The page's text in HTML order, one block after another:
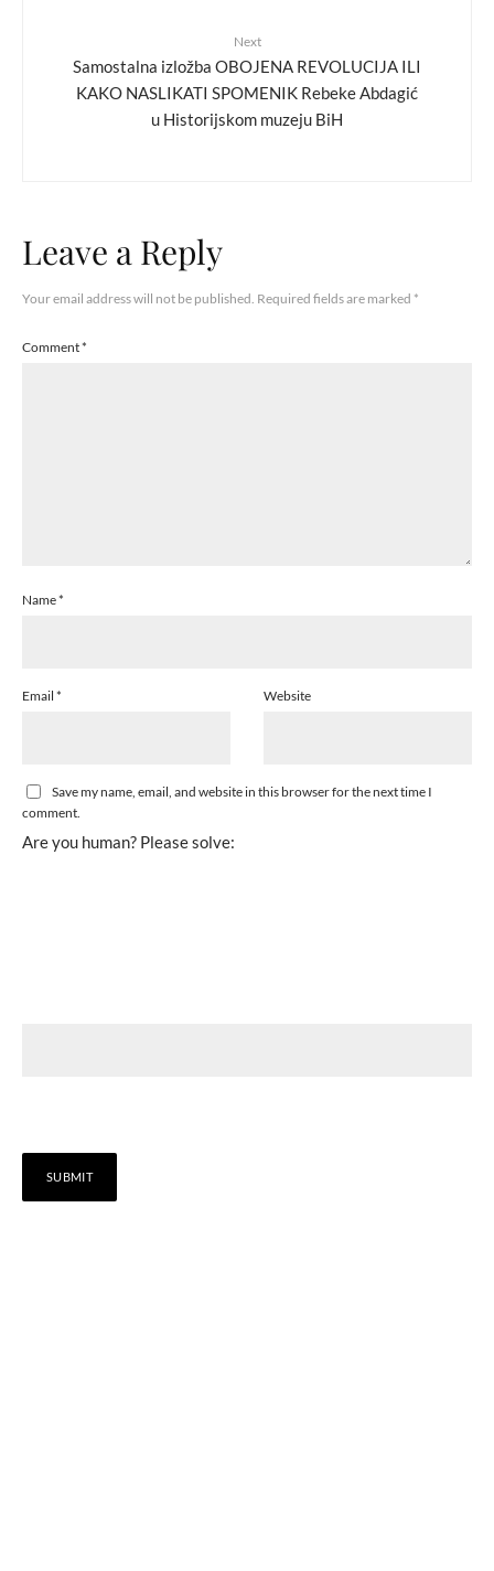
Next
Samostalna izložba OBOJENA REVOLUCIJA ILI
KAKO NASLIKATI SPOMENIK Rebeke Abdagić
u Historijskom muzeju BiH
Leave a Reply
Your email address will not be published. Required fields are marked *
Comment*
Name*
Email * Website
Save my name, email, and website in this browser for the next time I
comment.
Are you human? Please solve: